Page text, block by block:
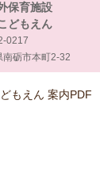
保育施設
どもえん
0217
南砺市本町2-32
もえん 案内PDF